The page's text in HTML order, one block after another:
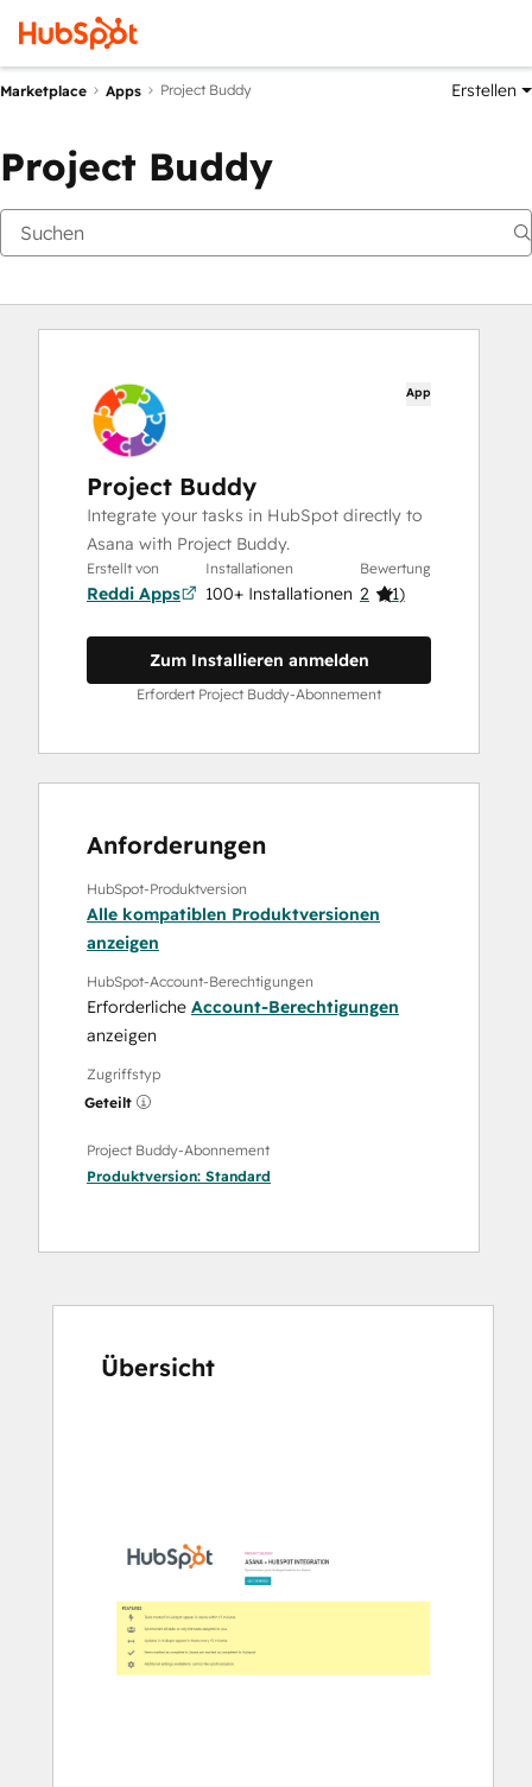
Marketplace Apps Project Buddy Erstellen
Project Buddy
App
Project Buddy
Integrate your tasks in HubSpot directly to
Asana with Project Buddy.
Erstellt von
Reddi Apps
Installationen
100+ Installationen
Bewertung
2 (1)
Zum Installieren anmelden
Erfordert Project Buddy-Abonnement
Anforderungen
HubSpot-Produktversion
Alle kompatiblen Produktversionen
anzeigen
HubSpot-Account-Berechtigungen
Erforderliche Account-Berechtigungen
anzeigen
Zugriffstyp
Geteilt
Project Buddy-Abonnement
Produktversion: Standard
Übersicht
andere
anzuzeigen